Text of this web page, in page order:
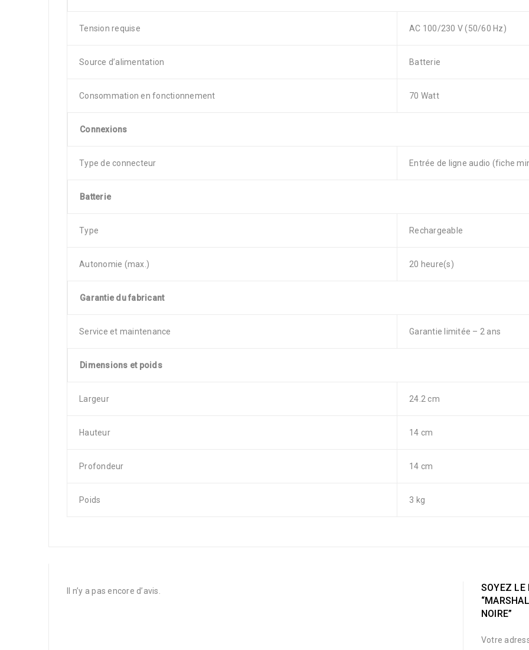
Tension requise AC 100/230 V (50/60 Hz)
Source d’alimentation Batterie
Consommation en fonctionnement 70 Watt
Connexions
Type de connecteur Entrée de ligne audio (fiche
Batterie
Type Rechargeable
Autonomie (max.) 20 heure(s)
Garantie du fabricant
Service et maintenance Garantie limitée – 2 ans
Dimensions et poids
Largeur 24.2 cm
Hauteur 14 cm
Profondeur 14 cm
Poids 3 kg
Il n’y a pas encore d’avis.
SOYEZ LE
NOIRE”
Votre